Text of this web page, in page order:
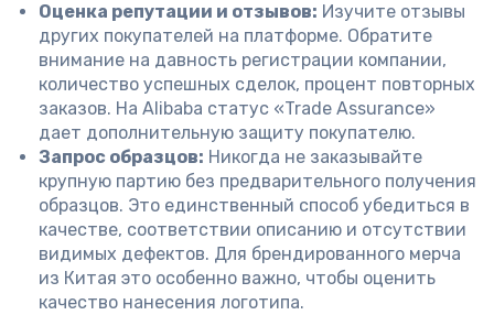
Оценка репутации и отзывов: Изучите отзывы
других покупателей на платформе. Обратите
внимание на давность регистрации компании,
количество успешных сделок, процент повторных
заказов. На Alibaba статус «Trade Assurance»
дает дополнительную защиту покупателю.
Запрос образцов: Никогда не заказывайте
крупную партию без предварительного получения
образцов. Это единственный способ убедиться в
качестве, соответствии описанию и отсутствии
видимых дефектов. Для брендированного мерча
из Китая это особенно важно, чтобы оценить
качество нанесения логотипа.